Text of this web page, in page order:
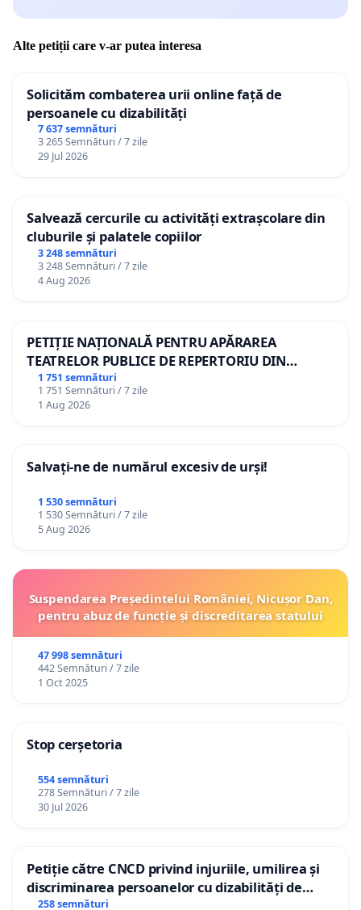
Alte petiții care v-ar putea interesa
Solicităm combaterea urii online față de
persoanele cu dizabilități
7 637 semnături
3 265 Semnături / 7 zile
29 Jul 2026
Salvează cercurile cu activități extrașcolare din
cluburile și palatele copiilor
3 248 semnături
3 248 Semnături / 7 zile
4 Aug 2026
PETIȚIE NAȚIONALĂ PENTRU APĂRAREA
TEATRELOR PUBLICE DE REPERTORIU DIN
ROMÂNIA
1 751 semnături
1 751 Semnături / 7 zile
1 Aug 2026
Salvați-ne de numărul excesiv de urși!
1 530 semnături
1 530 Semnături / 7 zile
5 Aug 2026
Suspendarea Președintelui României, Nicușor Dan,
pentru abuz de funcție și discreditarea statului
47 998 semnături
442 Semnături / 7 zile
1 Oct 2025
Stop cerșetoria
554 semnături
278 Semnături / 7 zile
30 Jul 2026
Petiție către CNCD privind injuriile, umilirea și
discriminarea persoanelor cu dizabilități de
către utilizatorul TikTok „Gorici”
258 semnături